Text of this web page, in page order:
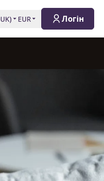
UK) EUR Логін